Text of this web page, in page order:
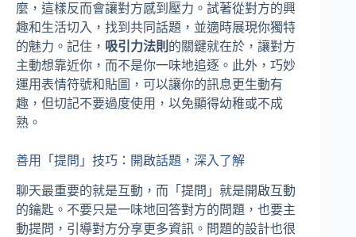
麼，這樣反而會讓對方感到壓力。試著從對方的興
趣和生活切入，找到共同話題，並適時展現你獨特
的魅力。記住， 吸引力法則 的關鍵就在於，讓對方
主動想靠近你，而不是你一味地追逐。此外，巧妙
運用表情符號和貼圖，可以讓你的訊息更生動有
趣，但切記不要過度使用，以免顯得幼稚或不成
熟。
善用「提問」技巧：開啟話題，深入了解
聊天最重要的就是互動，而「提問」就是開啟互動
的鑰匙。不要只是一味地回答對方的問題，也要主
動提問，引導對方分享更多資訊。問題的設計也很